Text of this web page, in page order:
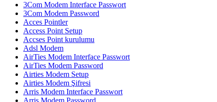
3Com Modem Interface Passwort
3Com Modem Password
Acces Pointler
Access Point Setup
Accses Point kurulumu
Adsl Modem
AirTies Modem Interface Passwort
AirTies Modem Password
Airties Modem Setup
Airties Modem Şifresi
Arris Modem Interface Passwort
Arris Modem Password